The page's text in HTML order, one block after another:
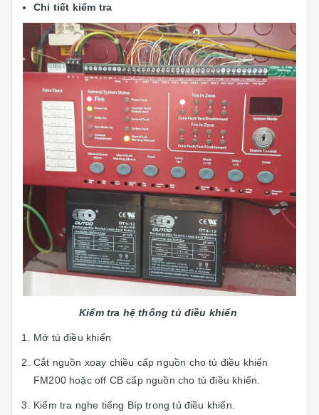
Chi tiết kiểm tra
Kiểm tra hệ thống tủ điều khiển
Mở tủ điều khiển
Cắt nguồn xoay chiều cấp nguồn cho tủ điều khiển
FM200 hoặc off CB cấp nguồn cho tủ điều khiển.
Kiểm tra nghe tiếng Bíp trong tủ điều khiển.